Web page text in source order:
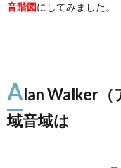
音階図にしてみました。
Alan Walker（
域音域は